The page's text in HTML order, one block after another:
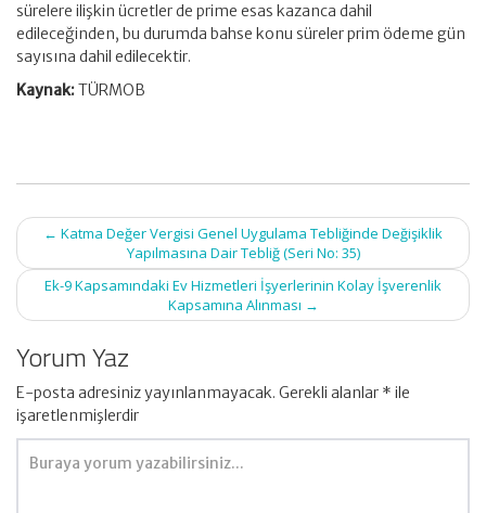
sürelere ilişkin ücretler de prime esas kazanca dahil
edileceğinden, bu durumda bahse konu süreler prim ödeme gün
sayısına dahil edilecektir.
Kaynak:TÜRMOB
Post
navigation
← Katma Değer Vergisi Genel Uygulama Tebliğinde Değişiklik
Yapılmasına Dair Tebliğ (Seri No: 35)
Ek-9 Kapsamındaki Ev Hizmetleri İşyerlerinin Kolay İşverenlik
Kapsamına Alınması →
Yorum Yaz
E-posta adresiniz yayınlanmayacak. Gerekli alanlar * ile
işaretlenmişlerdir